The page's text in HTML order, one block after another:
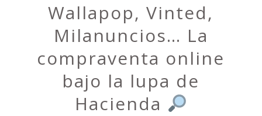
Wallapop, Vinted,
Milanuncios… La
compraventa online
bajo la lupa de
Hacienda